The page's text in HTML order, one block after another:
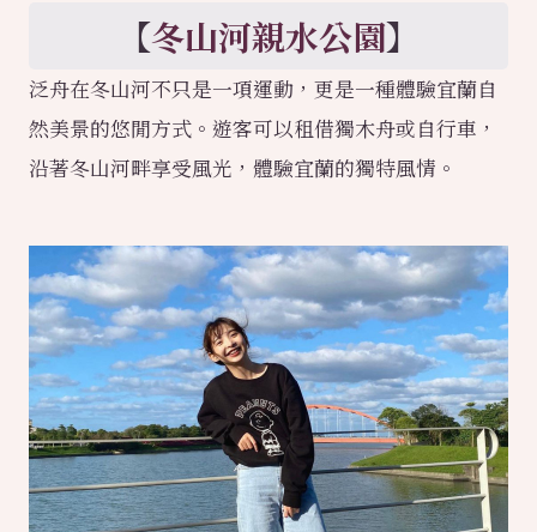
【冬山河親水公園】
泛舟在冬山河不只是一項運動，更是一種體驗宜蘭自
然美景的悠閒方式。遊客可以租借獨木舟或自行車，
沿著冬山河畔享受風光，體驗宜蘭的獨特風情。